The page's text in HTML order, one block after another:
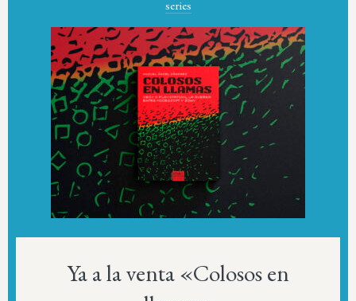
series
Ya a la venta «Colosos en